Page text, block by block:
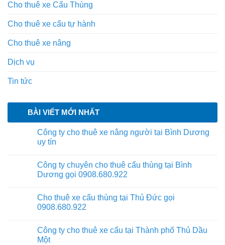
Cho thuê xe Cẩu Thùng
Cho thuê xe cẩu tự hành
Cho thuê xe nâng
Dịch vụ
Tin tức
BÀI VIẾT MỚI NHẤT
Công ty cho thuê xe nâng người tại Bình Dương
uy tín
Công ty chuyên cho thuê cẩu thùng tại Bình
Dương gọi 0908.680.922
Cho thuê xe cẩu thùng tại Thủ Đức gọi
0908.680.922
Công ty cho thuê xe cẩu tại Thành phố Thủ Dầu
Một